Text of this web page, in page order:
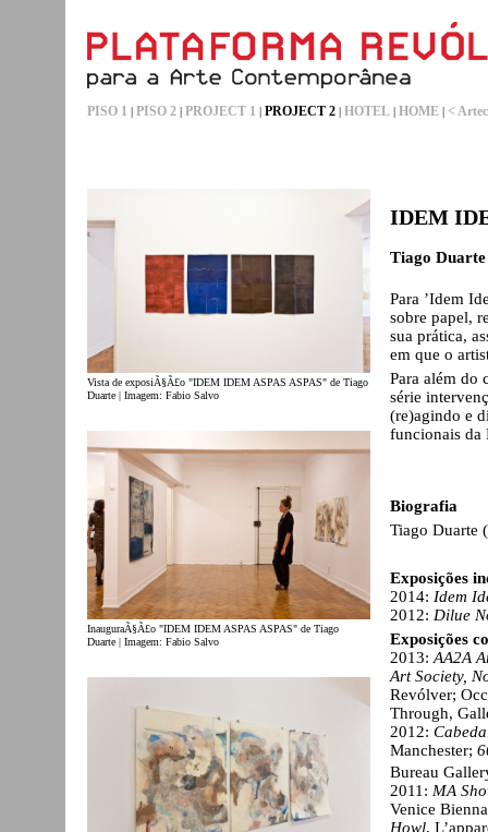
PISO 1 | PISO 2 | PROJECT 1 | PROJECT 2 | HOTEL | HOME | <
Vista de exposiÃ§Ã£o "IDEM IDEM ASPAS ASPAS" de Tiago
Duarte | Imagem: Fabio Salvo
InauguraÃ§Ã£o "IDEM IDEM ASPAS ASPAS" de Tiago
Duarte | Imagem: Fabio Salvo
IDEM
Tiago Duarte
Para ’Idem
sobre papel,
sua prática,
em que o
Para além do
série
(re)agindo e
funcionais da
Biografia
Tiago Duarte
Exposições
2014: Idem
2012: Dilue
Exposições
2013: AA2A
Art Society,
Revólver;
Through,
2012:
Manchester;
Bureau
2011: MA
Venice
Howl,